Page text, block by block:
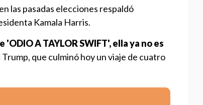
las pasadas elecciones respaldó
Kamala Harris.
'ODIO A TAYLOR SWIFT', ella ya no es
que culminó hoy un viaje de cuatro